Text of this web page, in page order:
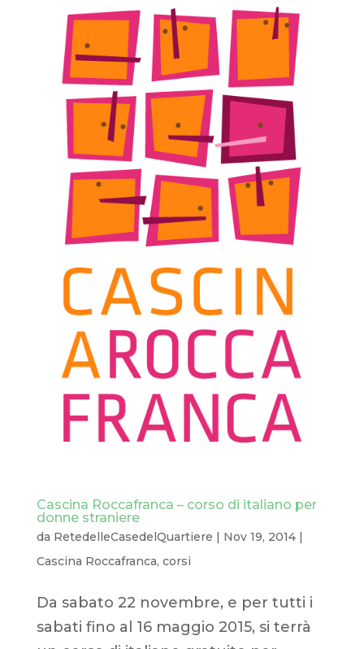
Cascina Roccafranca – corso di italiano per
donne straniere
da RetedelleCasedelQuartiere | Nov 19, 2014|
Cascina Roccafranca, corsi
Da sabato 22 novembre, e per tutti i
sabati fino al 16 maggio 2015, si terrà